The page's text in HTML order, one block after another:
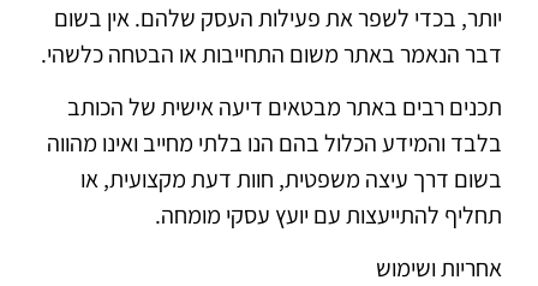
יותר, בכדי לשפר את פעילות העסק שלהם. אין בשום
דבר הנאמר באתר משום התחייבות או הבטחה כלשהי.
תכנים רבים באתר מבטאים דיעה אישית של הכותב
בלבד והמידע הכלול בהם הנו בלתי מחייב ואינו מהווה
בשום דרך עיצה משפטית, חוות דעת מקצועית, או
תחליף להתייעצות עם יועץ עסקי מומחה.
אחריות ושימוש